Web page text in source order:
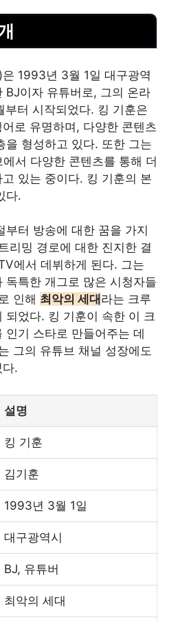
1993년 3월 1일 대구광역
BJ이자 유튜버로, 그의 온라
부터 시작되었다. 킹 기훈은
로 유명하며, 다양한 콘텐츠
을 형성하고 있다. 또한 그는
서 다양한 콘텐츠를 통해 더
있는 중이다. 킹 기훈의 본
다.
부터 방송에 대한 꿈을 가지
리밍 경로에 대한 진지한 결
에서 데뷔하게 된다. 그는
독특한 개그로 많은 시청자들
인해 최악의 세대 라는 크루
되었다. 킹 기훈이 속한 이 크
인기 스타로 만들어주는 데
그의 유튜브 채널 성장에도
.
설명
킹 기훈
김기훈
1993년 3월 1일
대구광역시
BJ, 유튜버
최악의 세대